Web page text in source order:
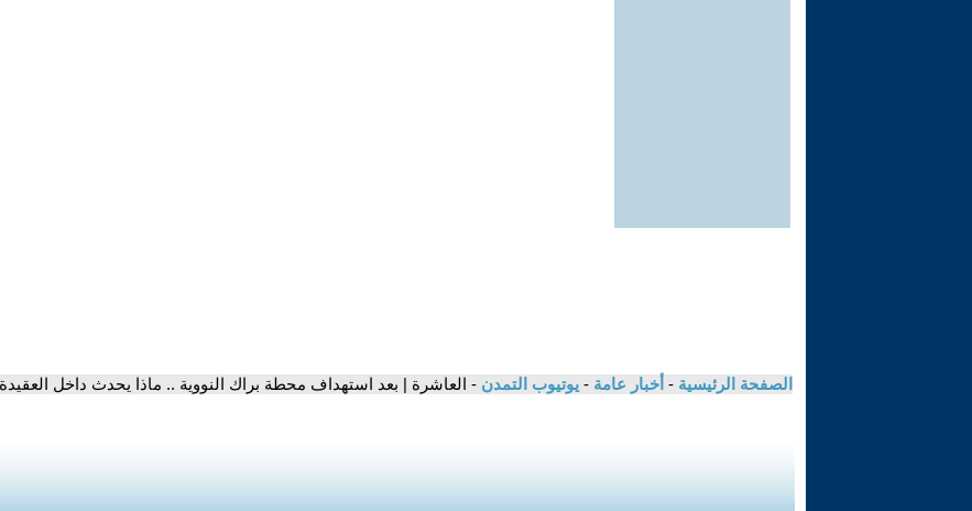
الصفحة الرئيسية - أخبار عامة - يوتيوب التمدن - العاشرة | بعد استهداف محطة براك النووية .. ماذا يحدث داخل العقيدة